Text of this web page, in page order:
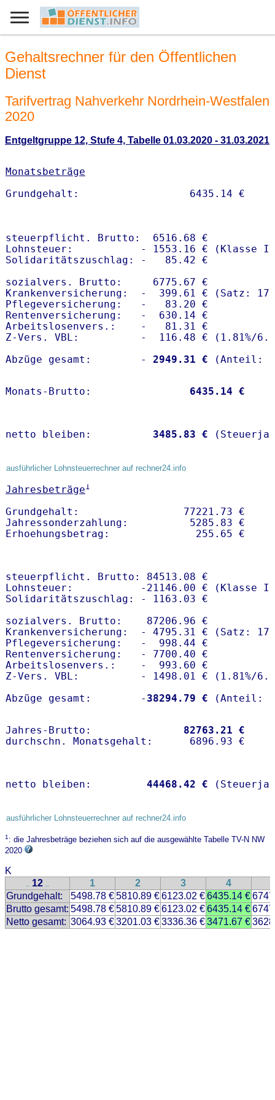
Gehaltsrechner für den Öffentlichen
Dienst
Tarifvertrag Nahverkehr Nordrhein-Westfalen
2020
Entgeltgruppe 12, Stufe 4, Tabelle 01.03.2020 - 31.03.2021
Monatsbeträge
steuerpflicht. Brutto:  6516.68 €
Lohnsteuer:           - 1553.16 € (Klasse I)
Solidaritätszuschlag: -   85.42 €
sozialvers. Brutto:     6775.67 €
Krankenversicherung:  -  399.61 € (Satz:
Pflegeversicherung:   -   83.20 €
Rentenversicherung:   -  630.14 €
Arbeitslosenvers.:    -   81.31 €
Z-Vers. VBL:          -  116.48 € ( 1.81%/
Abzüge gesamt:        -
2949.31 €
Monats-Brutto: 6435.14 €
netto bleiben: 3485.83 €
ausführlicher Lohnsteuerrechner auf rechner24.info
Jahresbeträge1
Grundgehalt:                 77221.73 €
Jahressonderzahlung:          5285.83 €
steuerpflicht. Brutto: 84513.08 €
Lohnsteuer:           -21146.00 € (Klasse I)
Solidaritätszuschlag: - 1163.03 €
sozialvers. Brutto:    87206.96 €
Krankenversicherung:  - 4795.31 € (Satz:
Pflegeversicherung:   -  998.44 €
Rentenversicherung:   - 7700.40 €
Arbeitslosenvers.:    -  993.60 €
Z-Vers. VBL:          - 1498.01 € ( 1.81%/
Abzüge gesamt:        - 38294.79 €
Jahres-Brutto: 82763.21 €
netto bleiben: 44468.42 €
ausführlicher Lohnsteuerrechner auf rechner24.info
1: die Jahresbeträge beziehen sich auf die ausgewählte Tabelle TV-N NW
2020
K
.. 12 .. 1 2 3 4
Grundgehalt:
5498.78 €5810.89 €6123.02 €6435.14 €
Brutto gesamt: 5498.78 €5810.89 €6123.02 €6435.14 €
Netto gesamt: 3064.93 €3201.03 €3336.36 €3471.67 €